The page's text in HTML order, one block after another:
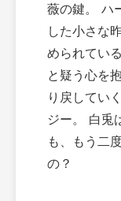
薇の鍵。 ハ
した小さな
められてい
と疑う心を
り戻してい
ジー。 白兎
も、もう二
の？